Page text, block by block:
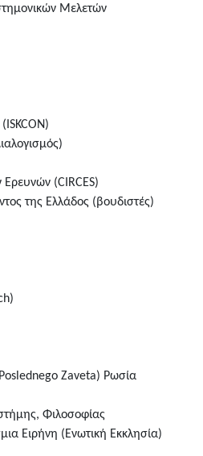
Μελετών
Ερευνών (CIRCES)
της Ελλάδος (βουδιστές)
Zaveta) Ρωσία
Φιλοσοφίας
Ειρήνη (Ενωτική Εκκλησία)